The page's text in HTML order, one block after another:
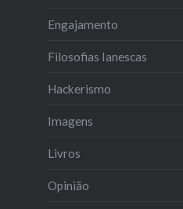
Engajamento
Filosofias Ianescas
Hackerismo
Imagens
Livros
Opinião